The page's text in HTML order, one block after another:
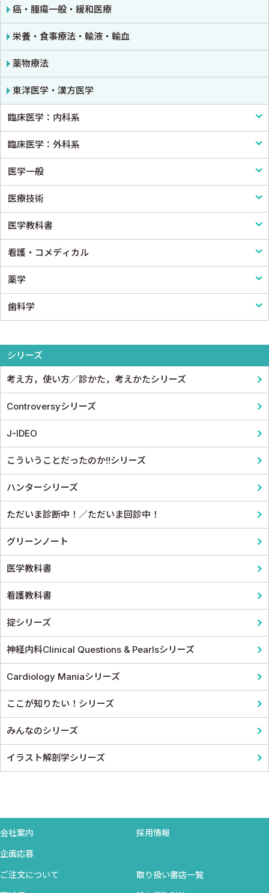
癌・腫瘍一般・緩和医療
栄養・食事療法・輸液・輸血
薬物療法
東洋医学・漢方医学
臨床医学：内科系
内科学一般
感染症
アレルギー・膠原病・リウマチ
内分泌・代謝・糖尿病
腎臓
血液
脳・神経
呼吸器
循環器・血管
心電図・心音図・心エコー
臨床医学：外科系
外科学一般
脳神経外科
心臓・血管外科
消化器外科
小児外科
形成外科
スポーツ医学
産婦人科
医学一般
医学一般・医学概論
医療制度
病院管理
医療統計
論文・医学情報
医療技術
リハビリテーション技術
鍼灸・柔道整復
医学教科書
医学教科書
看護・コメディカル
看護
看護教科書
薬学
薬学
歯科学
シリーズ
考え方，使い方／診かた，考えかたシリーズ
Controversyシリーズ
J-IDEO
こういうことだったのか!!シリーズ
ハンターシリーズ
ただいま診断中！／ただいま回診中！
グリーンノート
医学教科書
看護教科書
掟シリーズ
神経内科Clinical Questions & Pearlsシリーズ
Cardiology Maniaシリーズ
ここが知りたい！シリーズ
みんなのシリーズ
イラスト解剖学シリーズ
会社案内 採用情報
企画応募
ご注文について 取り扱い書店一覧